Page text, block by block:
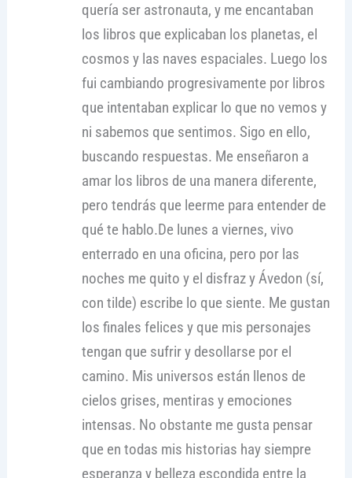
quería ser astronauta, y me encantaban
los libros que explicaban los planetas, el
cosmos y las naves espaciales. Luego los
fui cambiando progresivamente por libros
que intentaban explicar lo que no vemos y
ni sabemos que sentimos. Sigo en ello,
buscando respuestas. Me enseñaron a
amar los libros de una manera diferente,
pero tendrás que leerme para entender de
qué te hablo.De lunes a viernes, vivo
enterrado en una oficina, pero por las
noches me quito y el disfraz y Ávedon (sí,
con tilde) escribe lo que siente. Me gustan
los finales felices y que mis personajes
tengan que sufrir y desollarse por el
camino. Mis universos están llenos de
cielos grises, mentiras y emociones
intensas. No obstante me gusta pensar
que en todas mis historias hay siempre
esperanza y belleza escondida entre la